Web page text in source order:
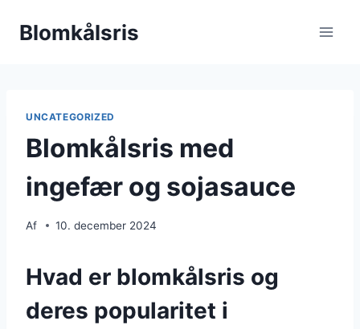
Blomkålsris
UNCATEGORIZED
Blomkålsris med
ingefær og sojasauce
Af 10. december 2024
Hvad er blomkålsris og
deres popularitet i